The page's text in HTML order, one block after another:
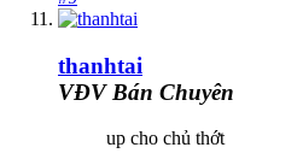
thanhtai
VĐV Bán Chuyên
up cho chủ thớt